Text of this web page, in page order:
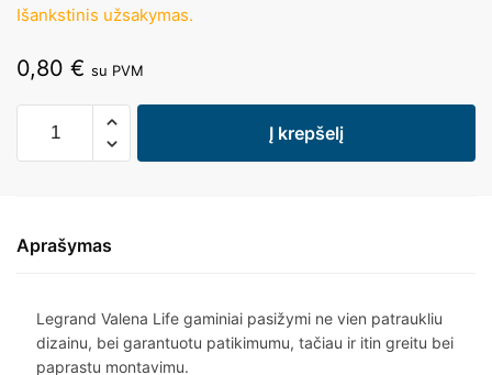
Išankstinis užsakymas.
0,80 € su PVM
Į krepšelį
Aprašymas
Legrand Valena Life gaminiai pasižymi ne vien patraukliu
dizainu, bei garantuotu patikimumu, tačiau ir itin greitu bei
paprastu montavimu.